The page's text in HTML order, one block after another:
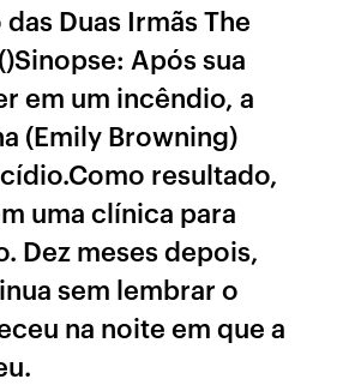
Duas Irmãs The
Após sua
em um incêndio, a
(Emily Browning)
resultado,
uma clínica para
Dez meses depois,
sem lembrar o
na noite em que a